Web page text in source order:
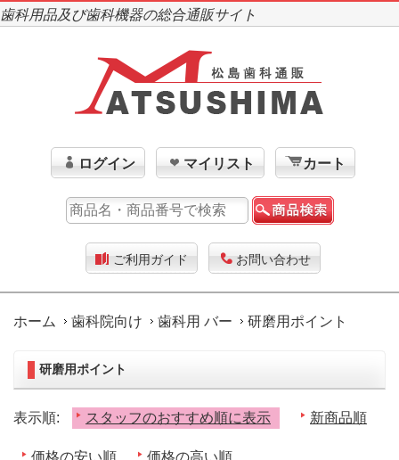
歯科用品及び歯科機器の総合通販サイト
ログイン マイリスト カート
ご利用ガイド お問い合わせ
ホーム 歯科院向け 歯科用 バー 研磨用ポイント
研磨用ポイント
表示順: スタッフのおすすめ順に表示 新商品順